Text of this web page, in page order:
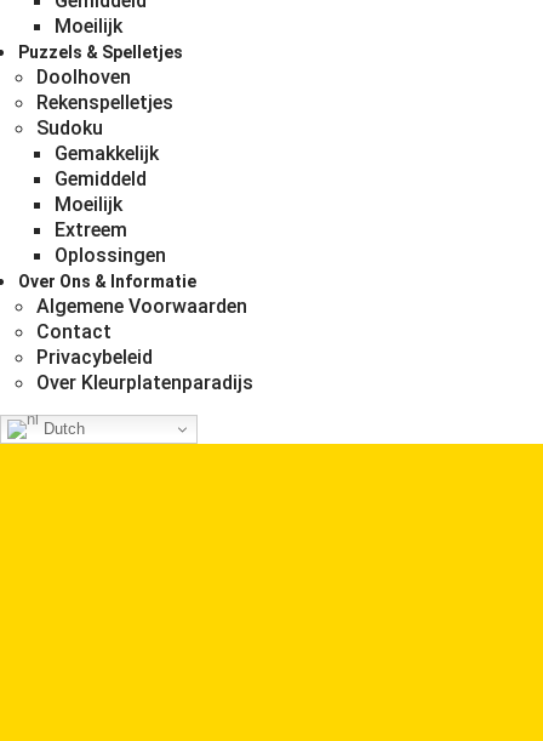
Moeilijk
Puzzels & Spelletjes
Doolhoven
Rekenspelletjes
Sudoku
Gemakkelijk
Gemiddeld
Moeilijk
Extreem
Oplossingen
Over Ons & Informatie
Algemene Voorwaarden
Contact
Privacybeleid
Over Kleurplatenparadijs
Dutch